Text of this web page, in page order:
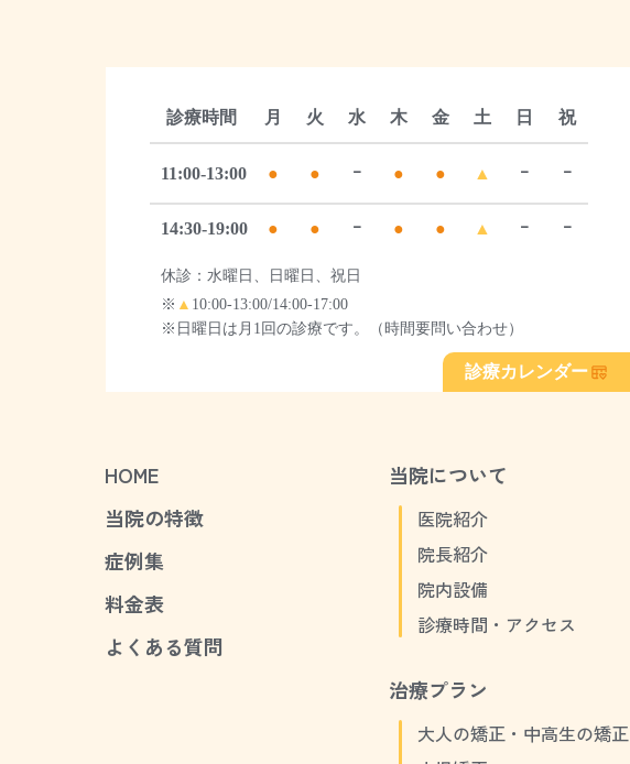
診療時間 月 火 水 木 金 土 日 祝
11:00-13:00 ● ● ｰ ● ● ▲ ｰ ｰ
14:30-19:00 ● ● ｰ ● ● ▲ ｰ ｰ
休診：水曜日、日曜日、祝日
※ ▲ 10:00-13:00/14:00-17:00
※日曜日は月1回の診療です。（時間要問い合わせ）
診療カレンダー
HOME
当院の特徴
症例集
料金表
よくある質問
当院について
医院紹介
院長紹介
院内設備
診療時間・アクセス
治療プラン
大人の矯正・中高生の矯正